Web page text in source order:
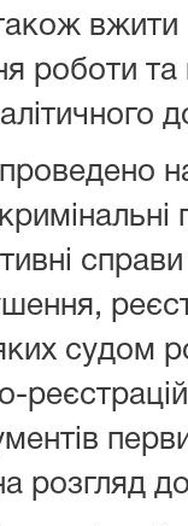
роботи та
на
судом
розгляд